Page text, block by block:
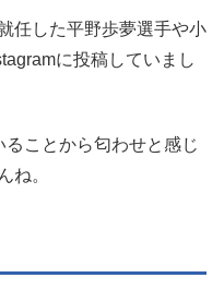
任した平野歩夢選手や小
に投稿していまし
ことから匂わせと感じ
ね。